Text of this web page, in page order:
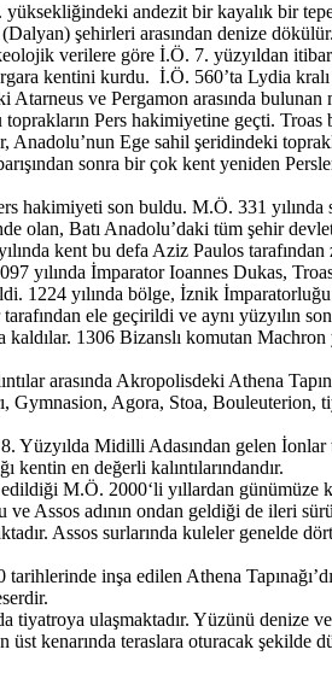
yüksekliğindeki andezit bir kayalık bir
şehirleri arasından denize
verilere göre İ.Ö. 7. yüzyıldan
kentini kurdu. İ.Ö. 560’ta Lydia
Atarneus ve Pergamon arasında
Pers hakimiyetine geçti.
Anadolu’nun Ege sahil şeridindeki
sonra bir çok kent yeniden
hakimiyeti son buldu. M.Ö. 331
olan, Batı Anadolu’daki tüm şehir
kent bu defa Aziz Paulos
yılında İmparator Ioannes Dukas,
1224 yılında bölge, İznik
ele geçirildi ve aynı yüzyılın
1306 Bizanslı komutan
arasında Akropolisdeki Athena
Agora, Stoa, Bouleuterion,
Yüzyılda Midilli Adasından gelen
en değerli kalıntılarındandır.
M.Ö. 2000‘li yıllardan
Assos adının ondan geldiği de ileri
Assos surlarında kuleler genelde
inşa edilen Athena
tiyatroya ulaşmaktadır. Yüzünü
kenarında teraslara oturacak şekilde